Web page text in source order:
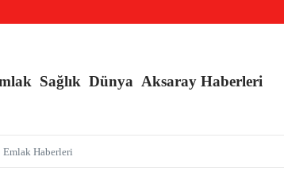
Sağlık Dünya Aksaray Haberleri
Emlak Haberleri